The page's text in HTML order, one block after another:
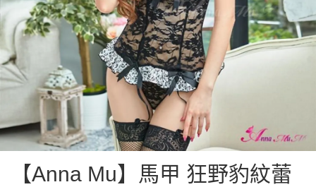
【Anna Mu】馬甲 狂野豹紋蕾